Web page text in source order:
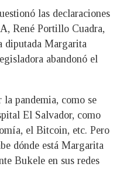
las declaraciones
René Portillo Cuadra,
diputada Margarita
abandonó el
la pandemia, como se
El Salvador, como
el Bitcoin, etc. Pero
dónde está Margarita
Bukele en sus redes